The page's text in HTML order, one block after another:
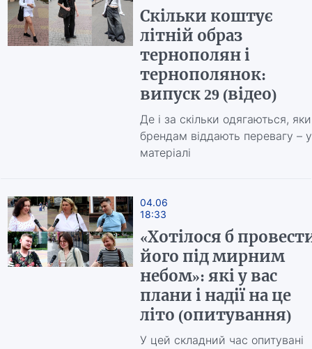
Скільки коштує
літній образ
тернополян і
тернополянок:
випуск 29 (відео)
Де і за скільки одягаються,
брендам віддають перевагу – у
матеріалі
04.06
18:33
«Хотілося б
його під мирним
небом»: які у вас
плани і надії на це
літо (опитування)
У цей складний час опитувані